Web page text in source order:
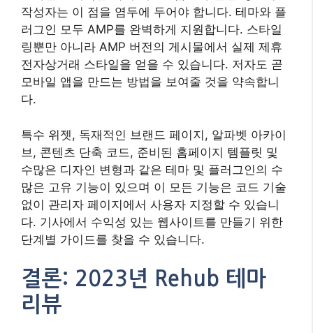
없이 관리자 페이지에서 사용자 지정할 수 있습니
다. 기사에서 수익성 있는 웹사이트를 만들기 위한
단계별 가이드를 찾을 수 있습니다.
결론: 2023년 Rehub 테마
리뷰
저는 수년간 DIVI ASTRA GeneratePress 등 수많
은 WordPress 테마를 사용해 왔습니다. Rehub는
제가 테스트한 많은 테마중 제휴 마케팅용으로는
가장 뛰어난 테마입니다. 모바일 및 데스크톱에서
99% 페이지 속도(때로는 100점)를 얻을 수 있는 빠
른 속도의 잘 코딩된 테마입니다. 또한, 테마 이용자
들에 대한 지원도 뛰어납니다.
워드프레스용 제휴마케팅 사이트 제작을 계획중이
라면, ReHub 테마를 꼭 이용해보세요.